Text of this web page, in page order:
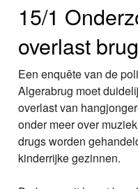
15/1
overlast brug
Een enquête van de
Algerabrug moet
overlast van
onder meer over
drugs worden
kinderrijke gezinnen.